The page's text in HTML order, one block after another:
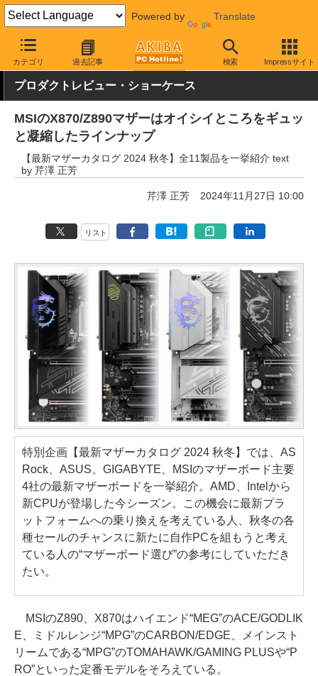
Powered by Translate
カテゴリ 過去記事 検索 Impressサイト
AKIBA PC Hotline! PCパーツ マザーボード MSI
プロダクトレビュー・ショーケース
MSIのX870/Z890マザーはオイシイところをギュッ
と凝縮したラインナップ
【最新マザーカタログ 2024 秋冬】全11製品を一挙紹介 text
by 芹澤 正芳
芹澤 正芳 2024年11月27日 10:00
リスト
特別企画【最新マザーカタログ 2024 秋冬】では、AS
Rock、ASUS、GIGABYTE、MSIのマザーボード主要
4社の最新マザーボードを一挙紹介。AMD、Intelから
新CPUが登場した今シーズン。この機会に最新プラ
ットフォームへの乗り換えを考えている人、秋冬の各
種セールのチャンスに新たに自作PCを組もうと考え
ている人の“マザーボード選び”の参考にしていただき
たい。
MSIのZ890、X870はハイエンド“MEG”のACE/GODLIK
E、ミドルレンジ“MPG”のCARBON/EDGE、メインスト
リームである“MPG”のTOMAHAWK/GAMING PLUSや“P
RO”といった定番モデルをそろえている。